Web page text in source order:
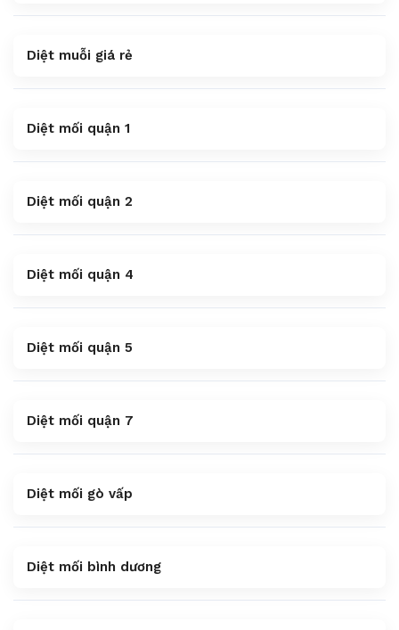
Diệt muỗi giá rẻ
Diệt mối quận 1
Diệt mối quận 2
Diệt mối quận 4
Diệt mối quận 5
Diệt mối quận 7
Diệt mối gò vấp
Diệt mối bình dương